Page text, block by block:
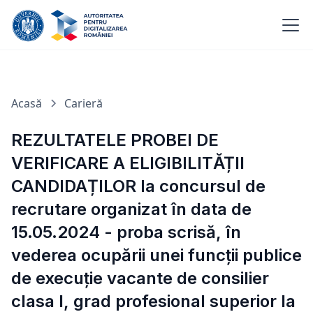
Acasă Carieră
REZULTATELE PROBEI DE
VERIFICARE A ELIGIBILITĂȚII
CANDIDAȚILOR la concursul de
recrutare organizat în data de
15.05.2024 - proba scrisă, în
vederea ocupării unei funcții publice
de execuție vacante de consilier
clasa I, grad profesional superior la